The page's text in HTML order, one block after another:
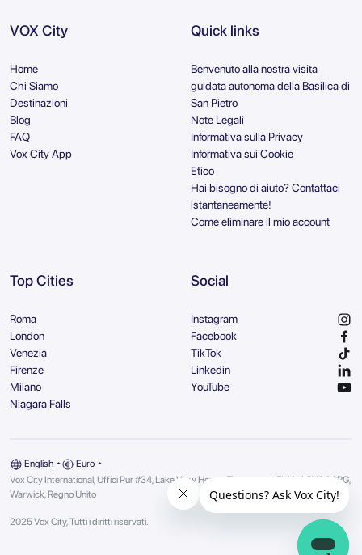
VOX City
Home
Chi Siamo
Destinazioni
Blog
FAQ
Vox City App
Quick links
Benvenuto alla nostra visita
guidata autonoma della Basilica di
San Pietro
Note Legali
Informativa sulla Privacy
Informativa sui Cookie
Etico
Hai bisogno di aiuto? Contattaci
istantaneamente!
Come eliminare il mio account
Top Cities
Roma
London
Venezia
Firenze
Milano
Niagara Falls
Social
Instagram
Facebook
TikTok
Linkedin
YouTube
English
Euro
Vox City International, Uffici Pur #34, Lake View House, Tournament Fields | CV34 6RG,
Warwick, Regno Unito
2025 Vox City, Tutti i diritti riservati.